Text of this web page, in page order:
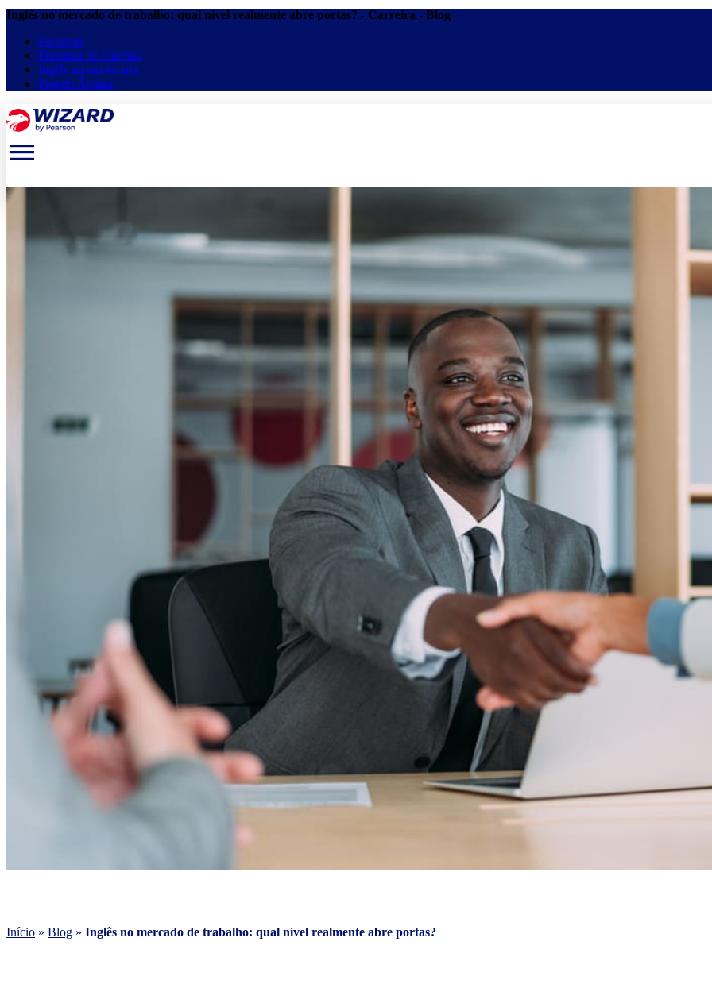
Inglês no mercado de trabalho: qual nível realmente abre portas? - Carreira - Blog
Parcerias
Franquia de Idiomas
Inglês na sua escola
Projeto Águias
menu
keyboard_arrow_down keyboard_arrow_down
Início » Blog » Inglês no mercado de trabalho: qual nível realmente abre portas?